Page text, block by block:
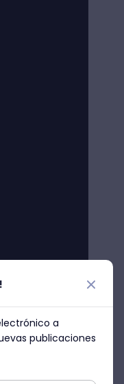
a
publicaciones